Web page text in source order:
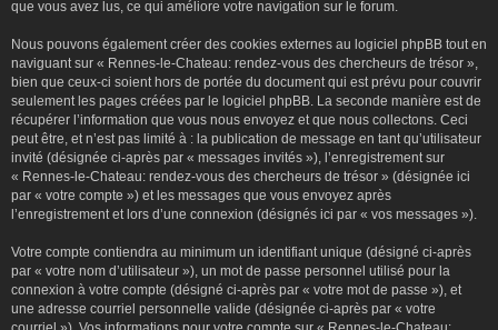
que vous avez lus, ce qui améliore votre navigation sur le forum.
Nous pouvons également créer des cookies externes au logiciel phpBB tout en
naviguant sur « Rennes-le-Chateau: rendez-vous des chercheurs de trésor »,
bien que ceux-ci soient hors de portée du document qui est prévu pour couvrir
seulement les pages créées par le logiciel phpBB. La seconde manière est de
récupérer l’information que vous nous envoyez et que nous collectons. Ceci
peut être, et n’est pas limité à : la publication de message en tant qu’utilisateur
invité (désignée ci-après par « messages invités »), l’enregistrement sur
« Rennes-le-Chateau: rendez-vous des chercheurs de trésor » (désignée ici
par « votre compte ») et les messages que vous envoyez après
l’enregistrement et lors d’une connexion (désignés ici par « vos messages »).
Votre compte contiendra au minimum un identifiant unique (désigné ci-après
par « votre nom d’utilisateur »), un mot de passe personnel utilisé pour la
connexion à votre compte (désigné ci-après par « votre mot de passe »), et
une adresse courriel personnelle valide (désignée ci-après par « votre